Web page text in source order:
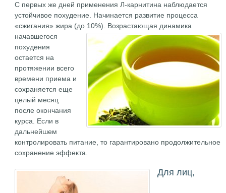
С первых же дней применения Л-карнитина наблюдается
устойчивое похудение. Начинается развитие процесса
«сжигания» жира (до 10%).
Возрастающая динамика
начавшегося
похудения
остается на
протяжении всего
времени приема и
сохраняется еще
целый месяц
после окончания
курса. Если в
дальнейшем
контролировать питание, то гарантировано продолжительное
сохранение эффекта.
Для лиц,